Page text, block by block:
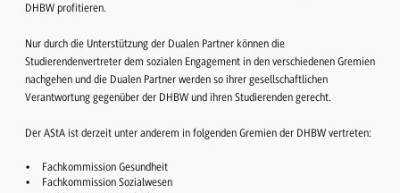
DHBW profitieren.
Nur durch die Unterstützung der Dualen Partner können die
Studierendenvertreter dem sozialen Engagement in den verschiedenen Gremien
nachgehen und die Dualen Partner werden so ihrer gesellschaftlichen
Verantwortung gegenüber der DHBW und ihren Studierenden gerecht.
Der AStA ist derzeit unter anderem in folgenden Gremien der DHBW vertreten:
Fachkommission Gesundheit
Fachkommission Sozialwesen